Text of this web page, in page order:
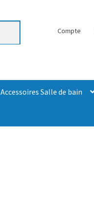
Compte
Accessoires Salle de bain